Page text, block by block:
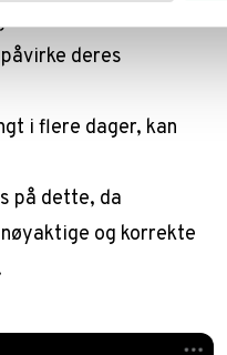
ved behov. Det er
deres
i flere dager, kan
på dette, da
og korrekte